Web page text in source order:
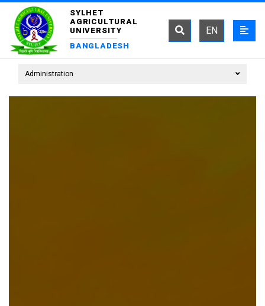
SYLHET
AGRICULTURAL
UNIVERSITY
BANGLADESH
EN
Administration